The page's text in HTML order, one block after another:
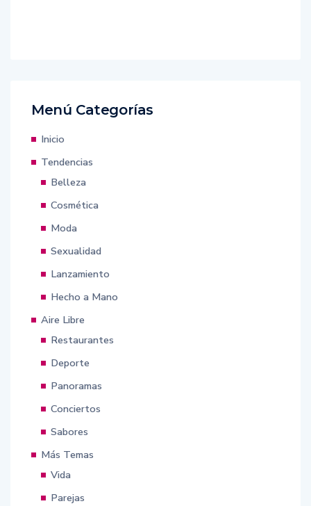
Menú Categorías
Inicio
Tendencias
Belleza
Cosmética
Moda
Sexualidad
Lanzamiento
Hecho a Mano
Aire Libre
Restaurantes
Deporte
Panoramas
Conciertos
Sabores
Más Temas
Vida
Parejas